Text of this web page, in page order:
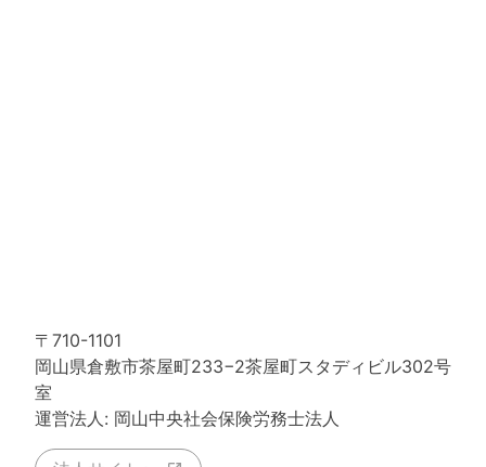
〒710-1101
岡山県倉敷市茶屋町233−2茶屋町スタディビル302号
室
運営法人: 岡山中央社会保険労務士法人